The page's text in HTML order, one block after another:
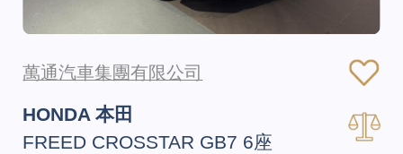
萬通汽車集團有限公司
HONDA 本田
FREED CROSSTAR GB7 6座